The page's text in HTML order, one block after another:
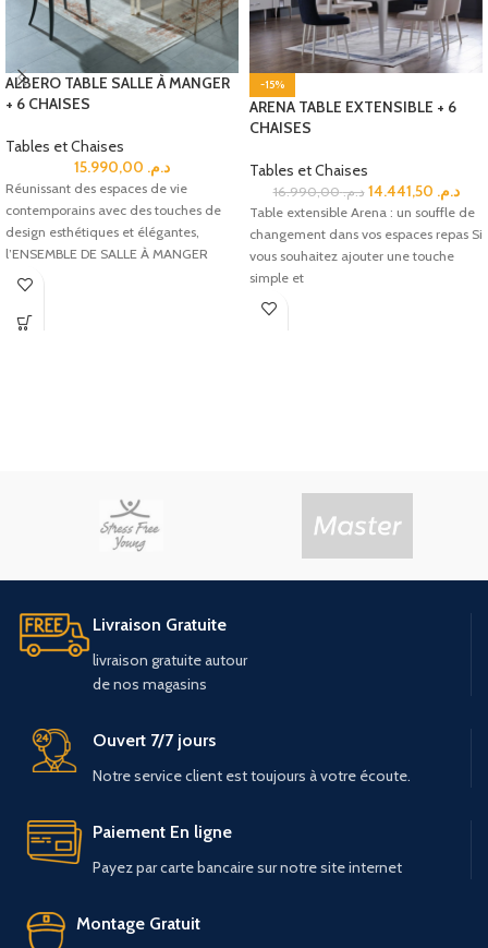
ALBERO TABLE SALLE À MANGER
+ 6 CHAISES
Tables et Chaises
د.م.
Réunissant des espaces de vie
contemporains avec des touches de
design esthétiques et élégantes,
l’ENSEMBLE DE SALLE À MANGER
ALBERO
-15%
ARENA TABLE EXTENSIBLE + 6
CHAISES
Tables et Chaises
د.م.16.990,00 د.م.
Table extensible Arena : un souffle de
changement dans vos espaces repas Si
vous souhaitez ajouter une touche
simple et
Livraison Gratuite
livraison gratuiteautour
denos magasins
Ouvert 7/7 jours
Notre service client est toujours à votre écoute.
Paiement En ligne
Payez par carte bancaire sur notre site internet
Montage Gratuit